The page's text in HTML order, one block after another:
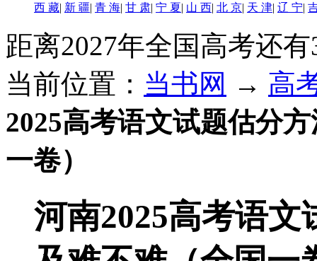
西 藏| 新 疆| 青 海| 甘 肃| 宁 夏| 山 西| 北 京| 天 津| 辽 宁|
距离2027年全国高考还有
当前位置： 当书网 → 高
2025高考语文试题估分
一卷）
河南2025高考语